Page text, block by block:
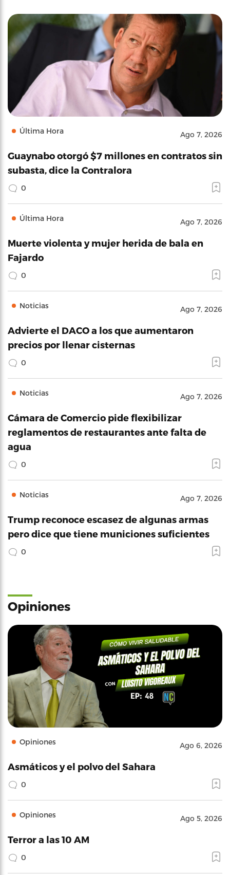
Última Hora Ago 7, 2026
Guaynabo otorgó $7 millones en contratos sin
subasta, dice la Contralora
0
Última Hora Ago 7, 2026
Muerte violenta y mujer herida de bala en
Fajardo
0
Noticias Ago 7, 2026
Advierte el DACO a los que aumentaron
precios por llenar cisternas
0
Noticias Ago 7, 2026
Cámara de Comercio pide flexibilizar
reglamentos de restaurantes ante falta de
agua
0
Noticias Ago 7, 2026
Trump reconoce escasez de algunas armas
pero dice que tiene municiones suficientes
0
Opiniones
Opiniones Ago 6, 2026
Asmáticos y el polvo del Sahara
0
Opiniones Ago 5, 2026
Terror a las 10 AM
0